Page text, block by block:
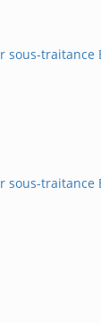
sous-traitance
sous-traitance